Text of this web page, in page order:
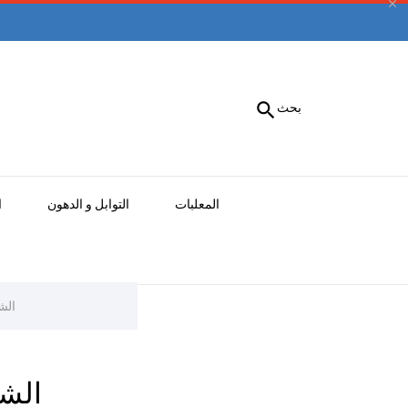

 بحث
المعلبات التوابل و الدهون